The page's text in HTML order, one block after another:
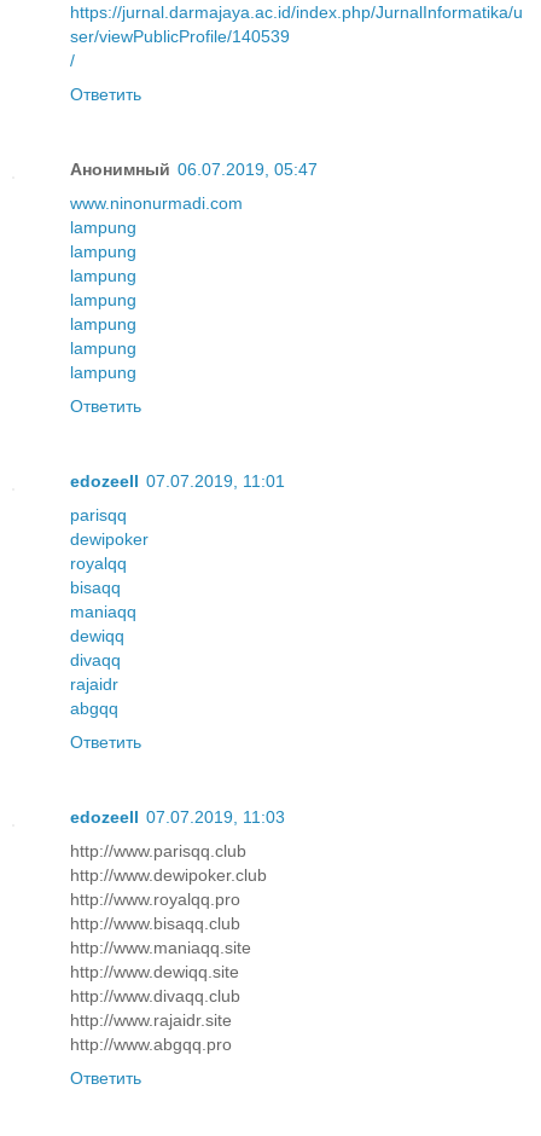
https://jurnal.darmajaya.ac.id/index.php/JurnalInformatika/u
ser/viewPublicProfile/140539
/
Ответить
Анонимный 06.07.2019, 05:47
www.ninonurmadi.com
lampung
lampung
lampung
lampung
lampung
lampung
lampung
Ответить
edozeell 07.07.2019, 11:01
parisqq
dewipoker
royalqq
bisaqq
maniaqq
dewiqq
divaqq
rajaidr
abgqq
Ответить
edozeell 07.07.2019, 11:03
http://www.parisqq.club
http://www.dewipoker.club
http://www.royalqq.pro
http://www.bisaqq.club
http://www.maniaqq.site
http://www.dewiqq.site
http://www.divaqq.club
http://www.rajaidr.site
http://www.abgqq.pro
Ответить